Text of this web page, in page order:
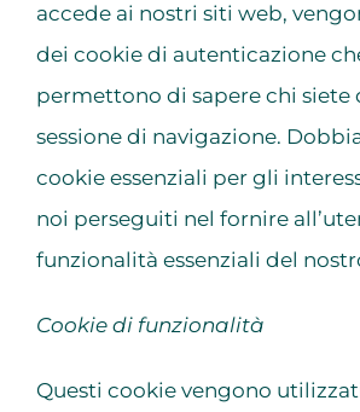
accede ai nostri siti web,
dei cookie di autenticazione
permettono di sapere chi siete
sessione di navigazione.
cookie essenziali per gli
noi perseguiti nel fornire
funzionalità essenziali del
Cookie di funzionalità
Questi cookie vengono